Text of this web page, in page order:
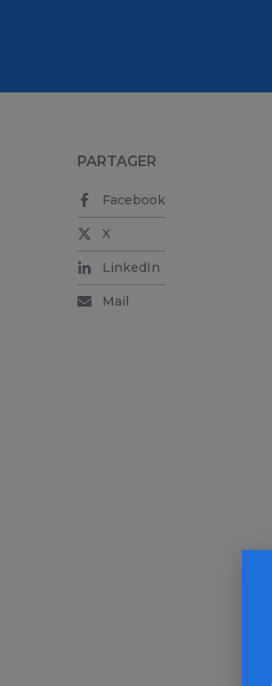
PARTAGER
Facebook
X
LinkedIn
Mail